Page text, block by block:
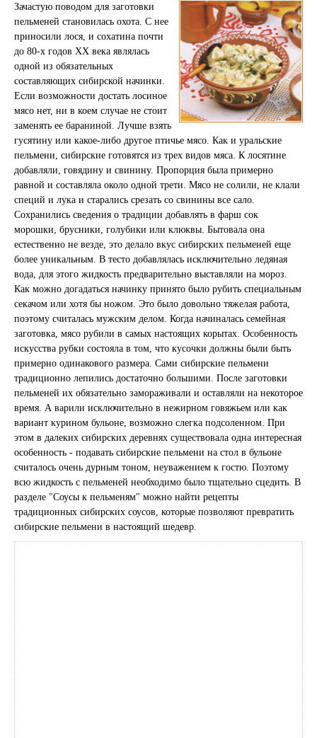
Зачастую поводом для заготовки
пельменей становилась охота. С нее
приносили лося, и сохатина почти
до 80-х годов XX века являлась
одной из обязательных
составляющих сибирской начинки.
Если возможности достать лосиное
мясо нет, ни в коем случае не стоит
заменять ее бараниной. Лучше взять
гусятину или какое-либо другое птичье мясо. Как и уральские
пельмени, сибирские готовятся из трех видов мяса. К лосятине
добавляли, говядину и свинину. Пропорция была примерно
равной и составляла около одной трети. Мясо не солили, не клали
специй и лука и старались срезать со свинины все сало.
Сохранились сведения о традиции добавлять в фарш сок
морошки, брусники, голубики или клюквы. Бытовала она
естественно не везде, это делало вкус сибирских пельменей еще
более уникальным. В тесто добавлялась исключительно ледяная
вода, для этого жидкость предварительно выставляли на мороз.
Как можно догадаться начинку принято было рубить специальным
секачом или хотя бы ножом. Это было довольно тяжелая работа,
поэтому считалась мужским делом. Когда начиналась семейная
заготовка, мясо рубили в самых настоящих корытах. Особенность
искусства рубки состояла в том, что кусочки должны были быть
примерно одинакового размера. Сами сибирские пельмени
традиционно лепились достаточно большими. После заготовки
пельменей их обязательно замораживали и оставляли на некоторое
время. А варили исключительно в нежирном говяжьем или как
вариант курином бульоне, возможно слегка подсоленном. При
этом в далеких сибирских деревнях существовала одна интересная
особенность - подавать сибирские пельмени на стол в бульоне
считалось очень дурным тоном, неуважением к гостю. Поэтому
всю жидкость с пельменей необходимо было тщательно сцедить. В
разделе "Соусы к пельменям" можно найти рецепты
традиционных сибирских соусов, которые позволяют превратить
сибирские пельмени в настоящий шедевр.